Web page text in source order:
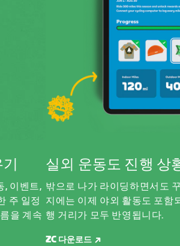
, 이벤트,
주 일정
을 계속
실외 운동도 진행 상
밖으로 나가 라이딩하면서도
지에는 이제 야외 활동도 포함
행 거리가 모두 반영됩니다.
ZC 다운로드